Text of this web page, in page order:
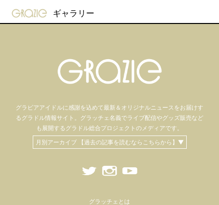
gravure-grazie
ギャラリー
グラビアアイドルに感謝を込めて最新＆オリジナルニュースをお届けす
るグラドル情報サイト。 グラッチェ名義でライブ配信やグッズ販売など
も 展開するグラドル総合プロジェクトのメディアです。
月別アーカイブ 【過去の記事を読むならこちらから】▼
グラッチェとは